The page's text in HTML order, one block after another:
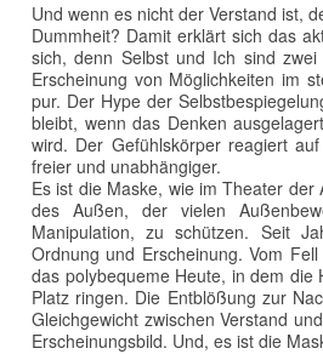
Und wenn es nicht der Verstand ist,
Dummheit? Damit erklärt sich das
sich, denn Selbst und Ich sind
Erscheinung von Möglichkeiten im
pur. Der Hype der
bleibt, wenn das Denken
wird. Der Gefühlskörper reagiert
freier und unabhängiger.
Es ist die Maske, wie im Theater
des Außen, der vielen
Manipulation, zu schützen. Seit
Ordnung und Erscheinung. Vom
das polybequeme Heute, in dem
Platz ringen. Die Entblößung zur
Gleichgewicht zwischen Verstand
Erscheinungsbild. Und, es ist die